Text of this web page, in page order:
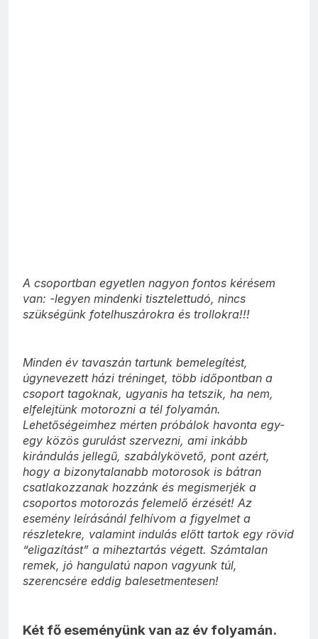
A csoportban egyetlen nagyon fontos kérésem
van: -legyen mindenki tisztelettudó, nincs
szükségünk fotelhuszárokra és trollokra!!!
Minden év tavaszán tartunk bemelegítést,
úgynevezett házi tréninget, több időpontban a
csoport tagoknak, ugyanis ha tetszik, ha nem,
elfelejtünk motorozni a tél folyamán.
Lehetőségeimhez mérten próbálok havonta egy-
egy közös gurulást szervezni, ami inkább
kirándulás jellegű, szabálykövető, pont azért,
hogy a bizonytalanabb motorosok is bátran
csatlakozzanak hozzánk és megismerjék a
csoportos motorozás felemelő érzését! Az
esemény leírásánál felhívom a figyelmet a
részletekre, valamint indulás előtt tartok egy rövid
“eligazítást” a miheztartás végett. Számtalan
remek, jó hangulatú napon vagyunk túl,
szerencsére eddig balesetmentesen!
Két fő eseményünk van az év folyamán.